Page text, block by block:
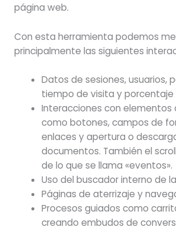
página web.
Con esta herramienta podemos
principalmente las siguientes
Datos de sesiones, usuarios,
tiempo de visita y
Interacciones con elementos
como botones, campos de
enlaces y apertura o
documentos. También el
de lo que se llama «eventos».
Uso del buscador interno de
Páginas de aterrizaje y
Procesos guiados como
creando embudos de